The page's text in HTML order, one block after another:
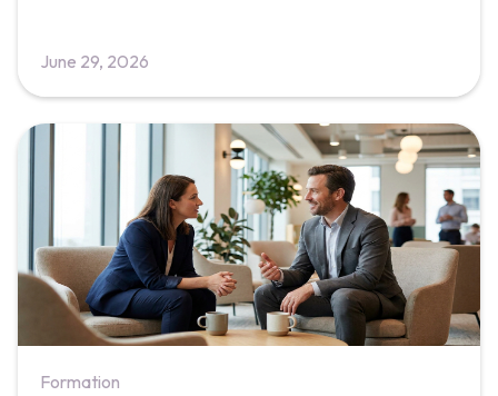
June 29, 2026
Formation